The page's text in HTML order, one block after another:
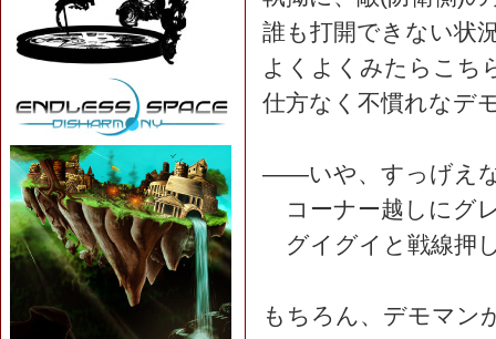
誰も打開できない状
よくよくみたらこち
仕方なく不慣れなデ
――いや、すっげえ
コーナー越しにグ
グイグイと戦線押
もちろん、デモマン